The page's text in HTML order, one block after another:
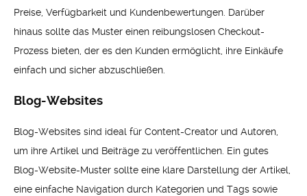
Preise, Verfügbarkeit und Kundenbewertungen. Darüber
hinaus sollte das Muster einen reibungslosen Checkout-
Prozess bieten, der es den Kunden ermöglicht, ihre Einkäufe
einfach und sicher abzuschließen.
Blog-Websites
Blog-Websites sind ideal für Content-Creator und Autoren,
um ihre Artikel und Beiträge zu veröffentlichen. Ein gutes
Blog-Website-Muster sollte eine klare Darstellung der Artikel,
eine einfache Navigation durch Kategorien und Tags sowie